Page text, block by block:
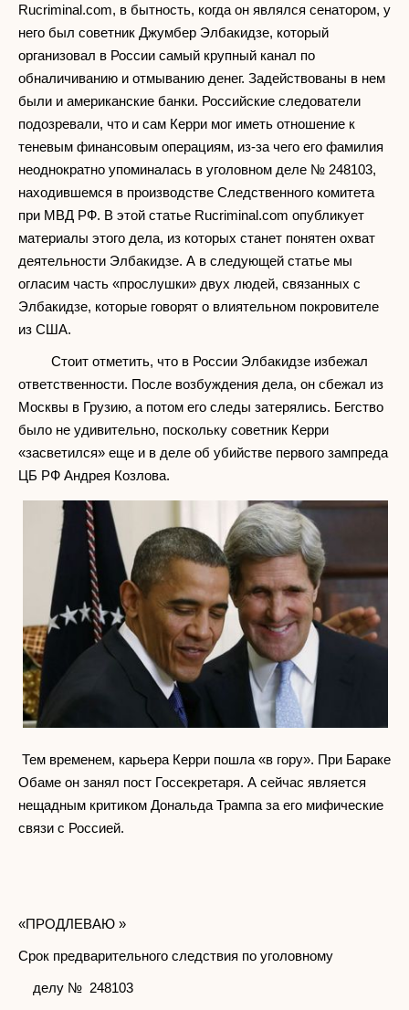
Rucriminal.com, в бытность, когда он являлся сенатором, у
него был советник Джумбер Элбакидзе, который
организовал в России самый крупный канал по
обналичиванию и отмыванию денег. Задействованы в нем
были и американские банки. Российские следователи
подозревали, что и сам Керри мог иметь отношение к
теневым финансовым операциям, из-за чего его фамилия
неоднократно упоминалась в уголовном деле № 248103,
находившемся в производстве Следственного комитета
при МВД РФ. В этой статье Rucriminal.com опубликует
материалы этого дела, из которых станет понятен охват
деятельности Элбакидзе. А в следующей статье мы
огласим часть «прослушки» двух людей, связанных с
Элбакидзе, которые говорят о влиятельном покровителе
из США.
Стоит отметить, что в России Элбакидзе избежал
ответственности. После возбуждения дела, он сбежал из
Москвы в Грузию, а потом его следы затерялись. Бегство
было не удивительно, поскольку советник Керри
«засветился» еще и в деле об убийстве первого зампреда
ЦБ РФ Андрея Козлова.
Тем временем, карьера Керри пошла «в гору». При Бараке
Обаме он занял пост Госсекретаря. А сейчас является
нещадным критиком Дональда Трампа за его мифические
связи с Россией.
«ПРОДЛЕВАЮ »
Срок предварительного следствия по уголовному
делу № 248103